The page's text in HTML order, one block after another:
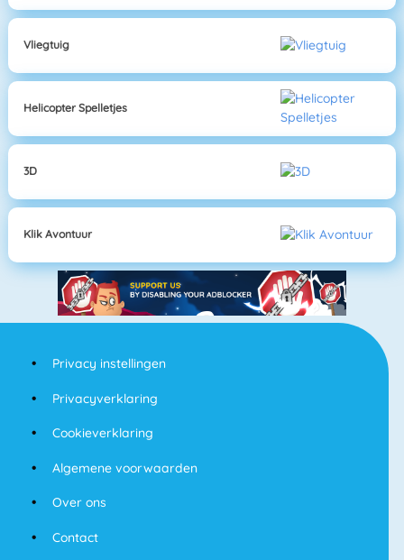
Vliegtuig
Helicopter Spelletjes
3D
Klik Avontuur
Privacy instellingen
Privacyverklaring
Cookieverklaring
Algemene voorwaarden
Over ons
Contact